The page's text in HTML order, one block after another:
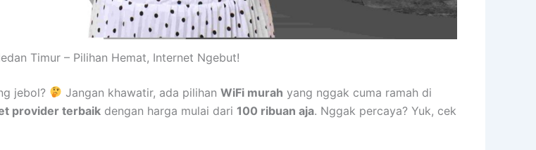
Timur – Pilihan Hemat, Internet Ngebut!
jebol? Jangan khawatir, ada pilihanWiFi murah yang nggak cuma ramah di
provider terbaik dengan harga mulai dari 100 ribuan aja. Nggak percaya? Yuk, cek